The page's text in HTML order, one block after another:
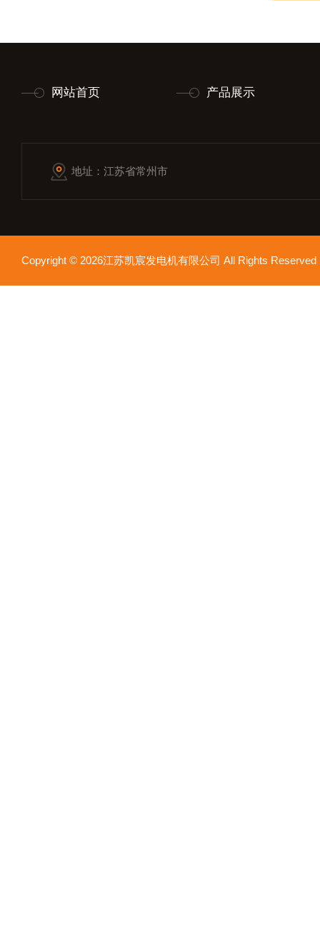
网站首页 产品展示
地址：江苏省常州市
Copyright © 2026江苏凯宸发电机有限公司 All Rights